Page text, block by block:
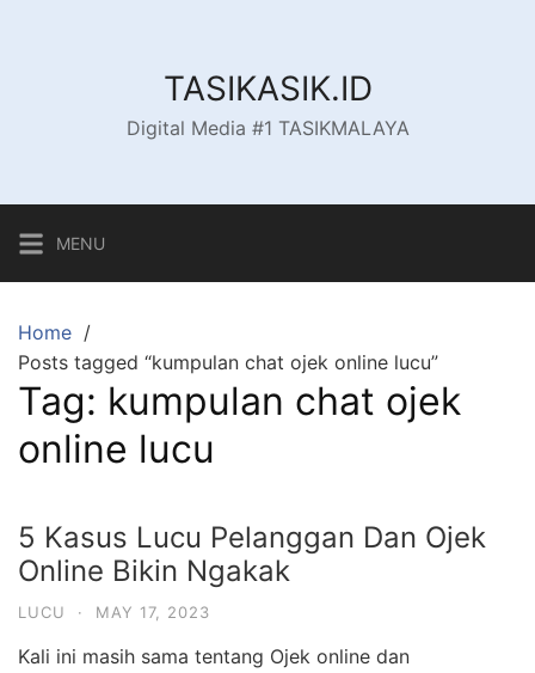
TASIKASIK.ID
Digital Media #1 TASIKMALAYA
MENU
Home
Posts tagged “kumpulan chat ojek online lucu”
Tag: kumpulan chat ojek
online lucu
5 Kasus Lucu Pelanggan Dan Ojek
Online Bikin Ngakak
LUCU · MAY 17, 2023
Kali ini masih sama tentang Ojek online dan